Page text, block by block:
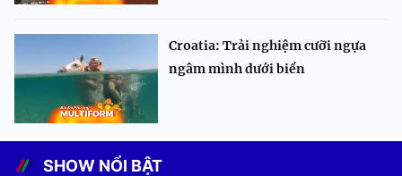
Croatia: Trải nghiệm cưỡi ngựa
ngâm mình dưới biển
SHOW NỔI BẬT